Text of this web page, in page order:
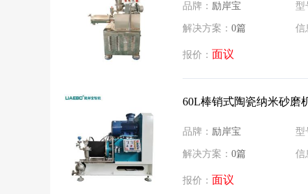
品牌： 励岸宝 型
解决方案： 0篇 信
报价： 面议
60L棒销式陶瓷纳米砂磨
品牌： 励岸宝 型
解决方案： 0篇 信
报价： 面议